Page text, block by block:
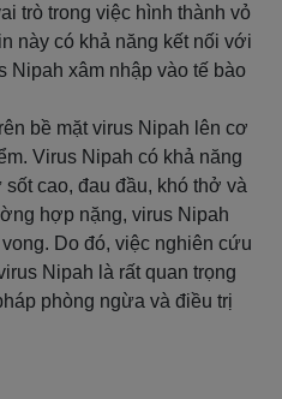
trò trong việc hình thành vỏ
này có khả năng kết nối với
Nipah xâm nhập vào tế bào
bề mặt virus Nipah lên cơ
Virus Nipah có khả năng
cao, đau đầu, khó thở và
hợp nặng, virus Nipah
Do đó, việc nghiên cứu
Nipah là rất quan trọng
phòng ngừa và điều trị